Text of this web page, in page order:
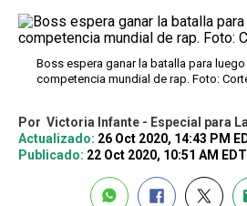
Boss espera ganar la batalla para
competencia mundial de rap. Foto:
Por Victoria Infante - Especial para
Actualizado: 26 Oct 2020, 14:43 PM
Publicado: 22 Oct 2020, 10:51 AM EDT